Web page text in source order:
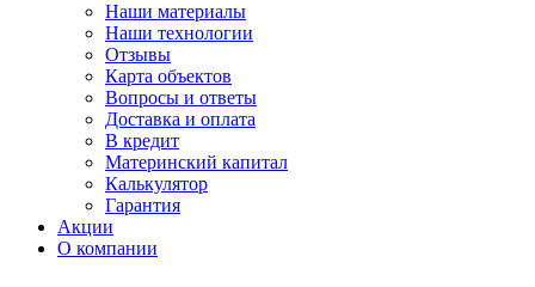
Наши материалы
Наши технологии
Отзывы
Карта объектов
Вопросы и ответы
Доставка и оплата
В кредит
Материнский капитал
Калькулятор
Гарантия
Акции
О компании